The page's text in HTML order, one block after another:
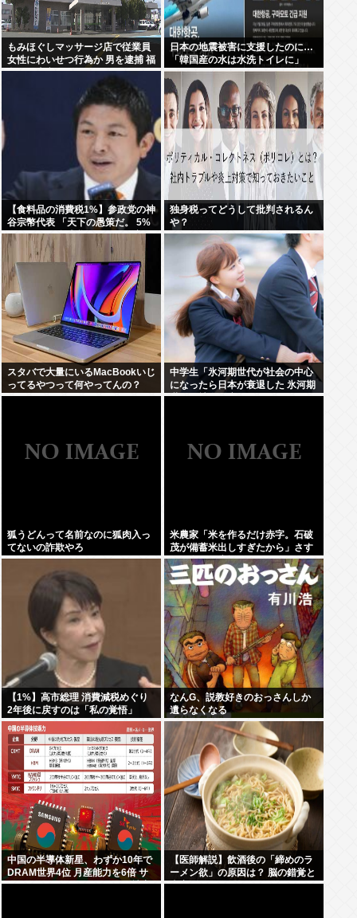
もみほぐしマッサージ店で従業員
女性にわいせつ行為か 男を逮捕 福
島・郡山市
日本の地震被害に支援したのに…
「韓国産の水は水洗トイレに」
【食料品の消費税1%】参政党の神
谷宗幣代表 「天下の愚策だ。 5%
くらいの一律減税でないと経済の
後押しにならない」
独身税ってどうして批判されるん
や？
スタバで大量にいるMacBookいじ
ってるやつって何やってんの？
中学生「氷河期世代が社会の中心
になったら日本が衰退した 氷河期
世代が社会の癌！」Xで1万いいね
狐うどんって名前なのに狐肉入っ
てないの詐欺やろ
米農家「米を作るだけ赤字。石破
茂が備蓄米出しすぎたから」さす
がに食べて応援しようよ
【1%】高市総理 消費減税めぐり
2年後に戻すのは「私の覚悟」
なんG、説教好きのおっさんしか
遺らなくなる
中国の半導体新星、わずか10年で
DRAM世界4位 月産能力を6倍 サ
ムスン・SK・マイクロンの3社寡
【医師解説】飲酒後の「締めのラ
ーメン欲」の原因は？ 脳の錯覚と
真実